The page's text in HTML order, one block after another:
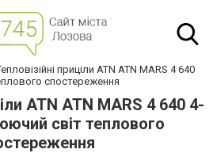
приціли ATN ATN MARS 4 640
спостереження
ATN ATN MARS 4 640 4-
світ теплового